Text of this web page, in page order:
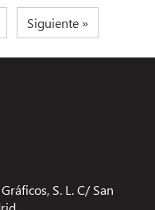
Siguiente »
S. L. C/ San